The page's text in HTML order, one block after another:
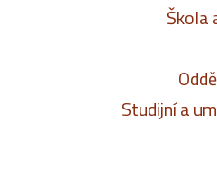
Škola
Studijní a